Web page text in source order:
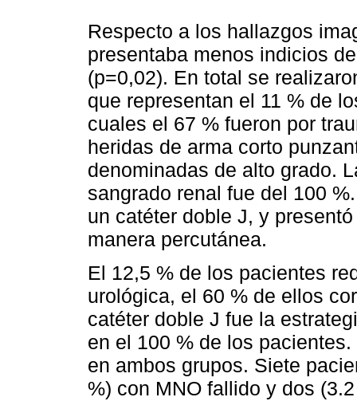
Respecto a los hallazgos
presentaba menos indicios
(p=0,02). En total se
que representan el 11 % de
cuales el 67 % fueron por
heridas de arma corto
denominadas de alto grado.
sangrado renal fue del 100
un catéter doble J, y
manera percutánea.
El 12,5 % de los pacientes
urológica, el 60 % de ellos
catéter doble J fue la
en el 100 % de los
en ambos grupos. Siete
%) con MNO fallido y dos